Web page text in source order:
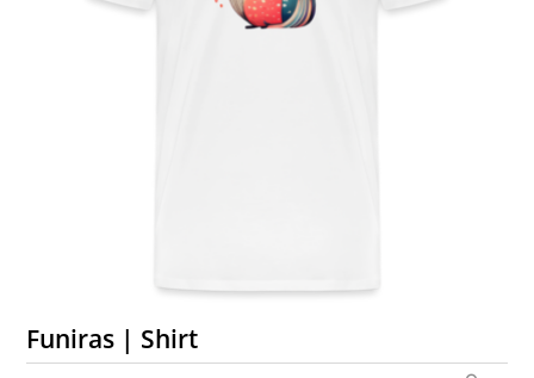
Funiras | Shirt